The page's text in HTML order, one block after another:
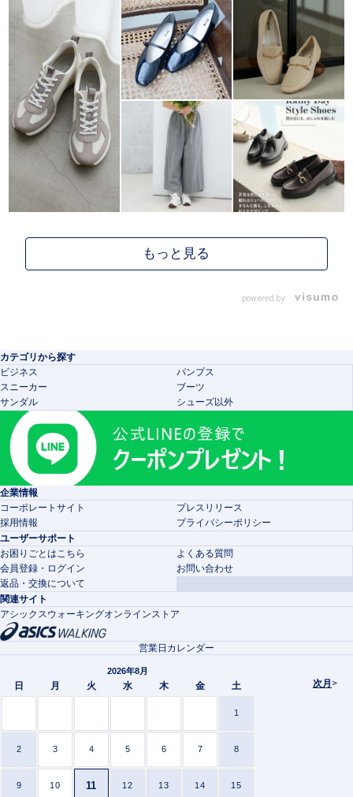
powered by
カテゴリから探す
ビジネス
パンプス
スニーカー
ブーツ
サンダル
シューズ以外
企業情報
コーポレートサイト
プレスリリース
採用情報
プライバシーポリシー
ユーザーサポート
お困りごとはこちら
よくある質問
会員登録・ログイン
お問い合わせ
返品・交換について
関連サイト
アシックスウォーキングオンラインストア
次月>
営業日カレンダー
2026年8月
日 月 火 水 木 金 土
1
2 3 4 5 6 7 8
9 10 11 12 13 14 15